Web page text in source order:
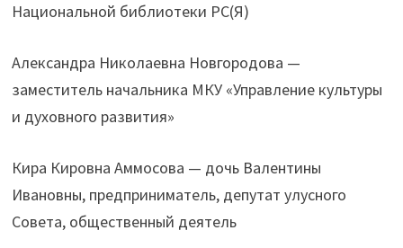
Национальной библиотеки РС(Я)
Александра Николаевна Новгородова —
заместитель начальника МКУ «Управление культуры
и духовного развития»
Кира Кировна Аммосова — дочь Валентины
Ивановны, предприниматель, депутат улусного
Совета, общественный деятель